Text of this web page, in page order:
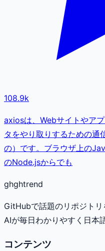
108.9k
axiosは、Webサイトやア
タをやり取りするための通
の）です。ブラウザ上の
のNode.jsからでも
ghghtrend
GitHubで話題のリポジトリ
AIが毎日わかりやすく日本
コンテンツ